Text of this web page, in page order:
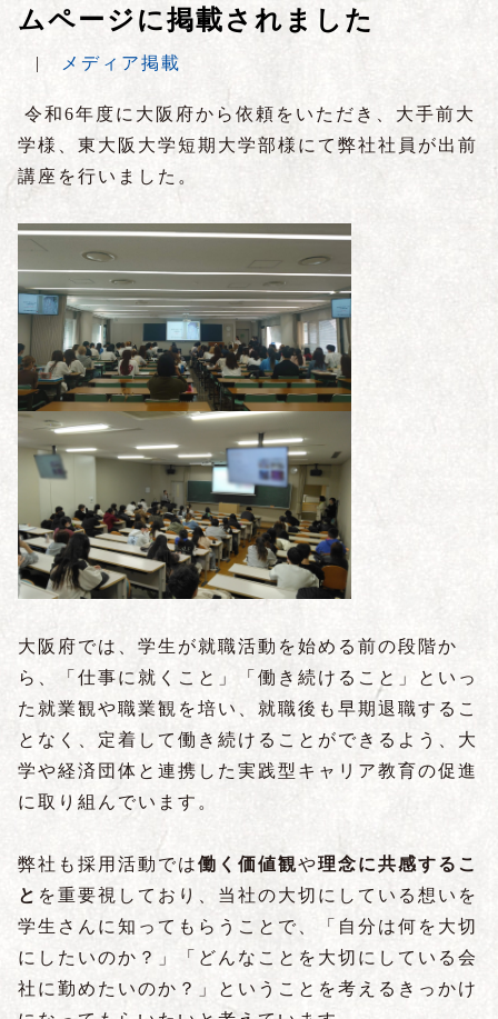
ムページに掲載されました
| メディア掲載
令和6年度に大阪府から依頼をいただき、大手前大
学様、東大阪大学短期大学部様にて弊社社員が出前
講座を行いました。
大阪府では、学生が就職活動を始める前の段階か
ら、「仕事に就くこと」「働き続けること」といっ
た就業観や職業観を培い、就職後も早期退職するこ
となく、定着して働き続けることができるよう、大
学や経済団体と連携した実践型キャリア教育の促進
に取り組んでいます。
弊社も採用活動では働く価値観や理念に共感するこ
と を重要視しており、当社の大切にしている想いを
学生さんに知ってもらうことで、「自分は何を大切
にしたいのか？」「どんなことを大切にしている会
社に勤めたいのか？」ということを考えるきっかけ